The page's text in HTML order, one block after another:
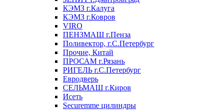
КЭМЗ г.Калуга
КЭМЗ г.Ковров
VIRO
ПЕНЗМАШ г.Пенза
Поливектор, г.С.Петербург
Прочие, Китай
ПРОСАМ г.Рязань
РИГЕЛЬ г.С.Петербург
Евродверь
СЕЛЬМАШ г.Киров
Исеть
Securemme цилиндры